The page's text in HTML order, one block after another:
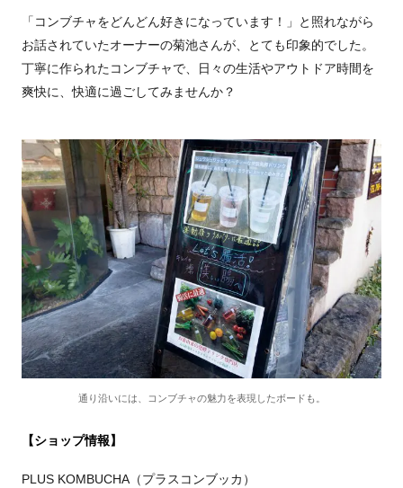
「コンブチャをどんどん好きになっています！」と照れながら
お話されていたオーナーの菊池さんが、とても印象的でした。
丁寧に作られたコンブチャで、日々の生活やアウトドア時間を
爽快に、快適に過ごしてみませんか？
通り沿いには、コンブチャの魅力を表現したボードも。
【ショップ情報】
PLUS KOMBUCHA（プラスコンブッカ）